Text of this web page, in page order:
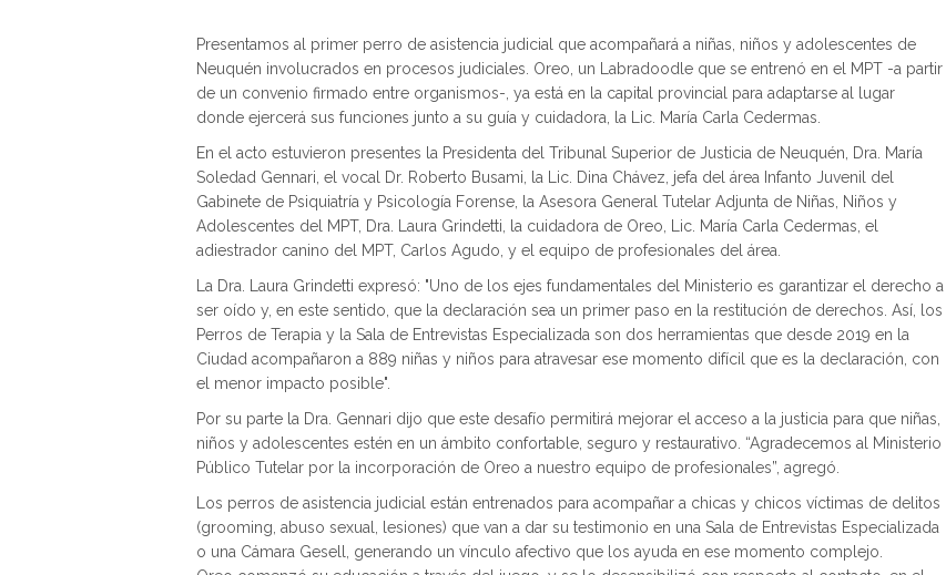
Presentamos al primer perro de asistencia judicial que acompañará a niñas, niños y adolescentes de
Neuquén involucrados en procesos judiciales. Oreo, un Labradoodle que se entrenó en el MPT -a partir
de un convenio firmado entre organismos-, ya está en la capital provincial para adaptarse al lugar
donde ejercerá sus funciones junto a su guía y cuidadora, la Lic. María Carla Cedermas.
En el acto estuvieron presentes la Presidenta del Tribunal Superior de Justicia de Neuquén, Dra. María
Soledad Gennari, el vocal Dr. Roberto Busami, la Lic. Dina Chávez, jefa del área Infanto Juvenil del
Gabinete de Psiquiatría y Psicología Forense, la Asesora General Tutelar Adjunta de Niñas, Niños y
Adolescentes del MPT, Dra. Laura Grindetti, la cuidadora de Oreo, Lic. María Carla Cedermas, el
adiestrador canino del MPT, Carlos Agudo, y el equipo de profesionales del área.
La Dra. Laura Grindetti expresó: "Uno de los ejes fundamentales del Ministerio es garantizar el derecho a
ser oído y, en este sentido, que la declaración sea un primer paso en la restitución de derechos. Así, los
Perros de Terapia y la Sala de Entrevistas Especializada son dos herramientas que desde 2019 en la
Ciudad acompañaron a 889 niñas y niños para atravesar ese momento difícil que es la declaración, con
el menor impacto posible".
Por su parte la Dra. Gennari dijo que este desafío permitirá mejorar el acceso a la justicia para que niñas,
niños y adolescentes estén en un ámbito confortable, seguro y restaurativo. “Agradecemos al Ministerio
Público Tutelar por la incorporación de Oreo a nuestro equipo de profesionales”, agregó.
Los perros de asistencia judicial están entrenados para acompañar a chicas y chicos víctimas de delitos
(grooming, abuso sexual, lesiones) que van a dar su testimonio en una Sala de Entrevistas Especializada
o una Cámara Gesell, generando un vínculo afectivo que los ayuda en ese momento complejo.